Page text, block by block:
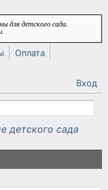
для детского сада.
Оплата
Вход
детского сада